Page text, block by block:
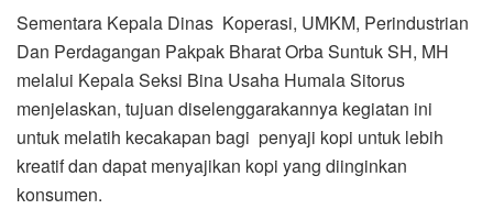
Sementara Kepala Dinas Koperasi, UMKM, Perindustrian
Dan Perdagangan Pakpak Bharat Orba Suntuk SH, MH
melalui Kepala Seksi Bina Usaha Humala Sitorus
menjelaskan, tujuan diselenggarakannya kegiatan ini
untuk melatih kecakapan bagi penyaji kopi untuk lebih
kreatif dan dapat menyajikan kopi yang diinginkan
konsumen.